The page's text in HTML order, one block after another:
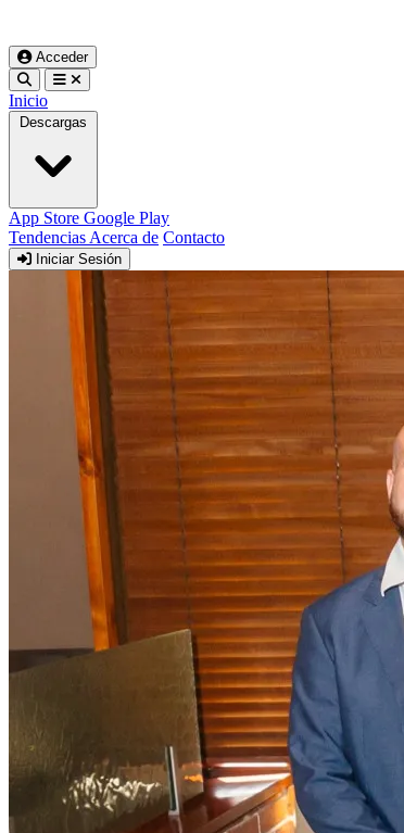
Acceder
Inicio
Descargas
App Store Google Play
Tendencias Acerca de Contacto
Iniciar Sesión